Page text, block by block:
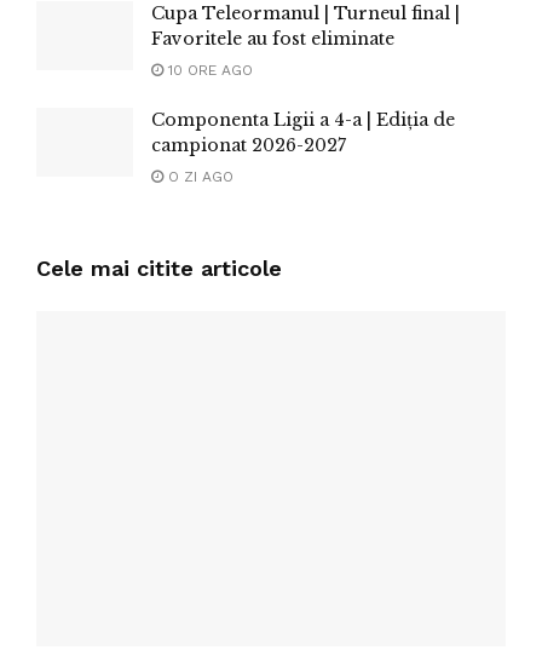
Cupa Teleormanul | Turneul final |
Favoritele au fost eliminate
10 ORE AGO
Componenta Ligii a 4-a | Ediția de
campionat 2026-2027
O ZI AGO
Cele mai citite articole